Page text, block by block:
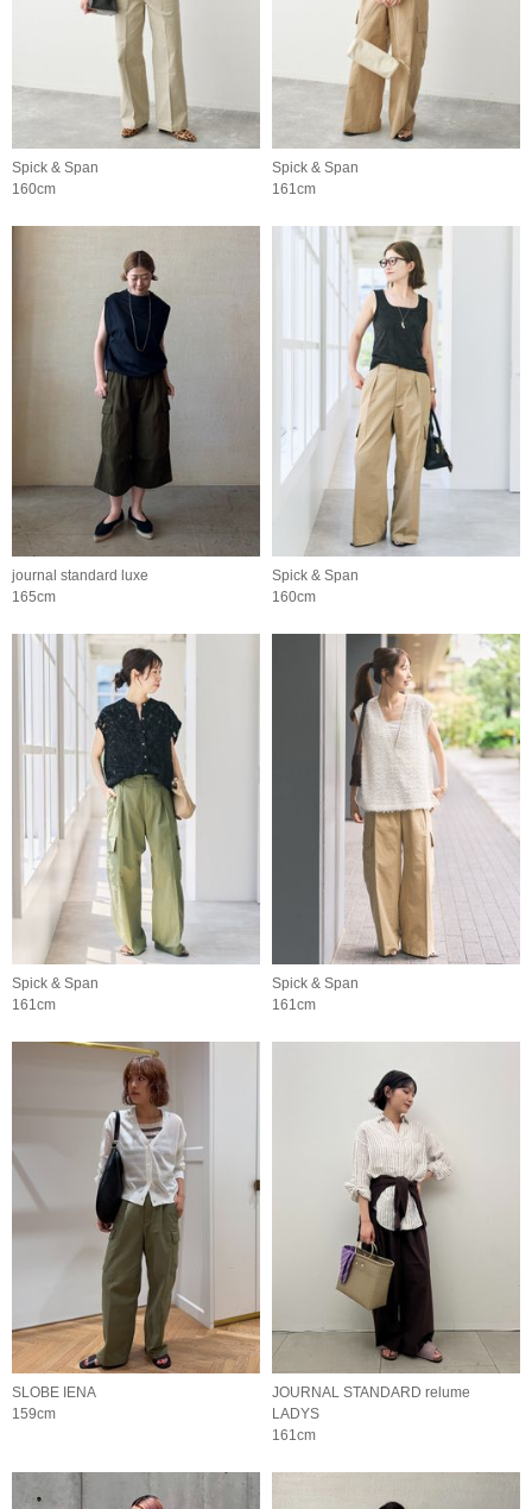
Spick & Span
160cm
Spick & Span
161cm
journal standard luxe
165cm
Spick & Span
160cm
Spick & Span
161cm
Spick & Span
161cm
SLOBE IENA
159cm
JOURNAL STANDARD relume
LADYS
161cm